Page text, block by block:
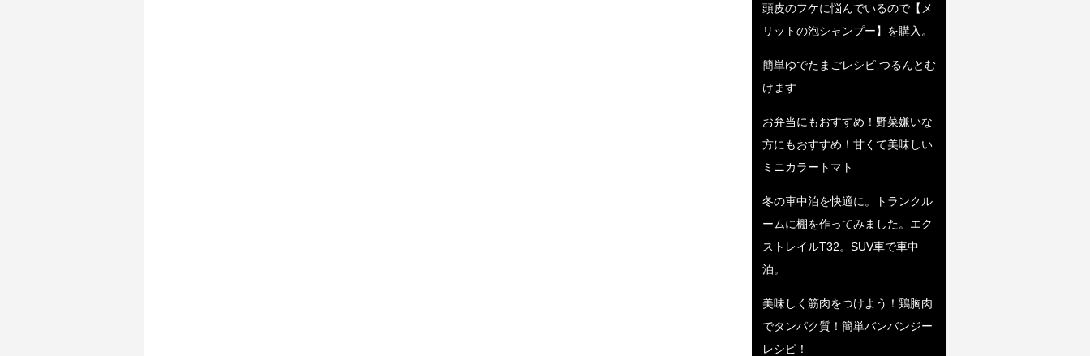
頭皮のフケに悩んでいるので【メ
リットの泡シャンプー】を購入。
簡単ゆでたまごレシピ つるんとむ
けます
お弁当にもおすすめ！野菜嫌いな
方にもおすすめ！甘くて美味しい
ミニカラートマト
冬の車中泊を快適に。トランクル
ームに棚を作ってみました。エク
ストレイルT32。SUV車で車中
泊。
美味しく筋肉をつけよう！鶏胸肉
でタンパク質！簡単バンバンジー
レシピ！